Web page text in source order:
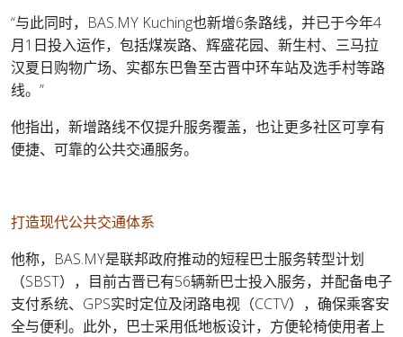
“与此同时，BAS.MY Kuching也新增6条路线，并已于今年4
月1日投入运作，包括煤炭路、辉盛花园、新生村、三马拉
汉夏日购物广场、实都东巴鲁至古晋中环车站及选手村等路
线。”
他指出，新增路线不仅提升服务覆盖，也让更多社区可享有
便捷、可靠的公共交通服务。
打造现代公共交通体系
他称，BAS.MY是联邦政府推动的短程巴士服务转型计划
（SBST），目前古晋已有56辆新巴士投入服务，并配备电子
支付系统、GPS实时定位及闭路电视（CCTV），确保乘客安
全与便利。此外，巴士采用低地板设计，方便轮椅使用者上